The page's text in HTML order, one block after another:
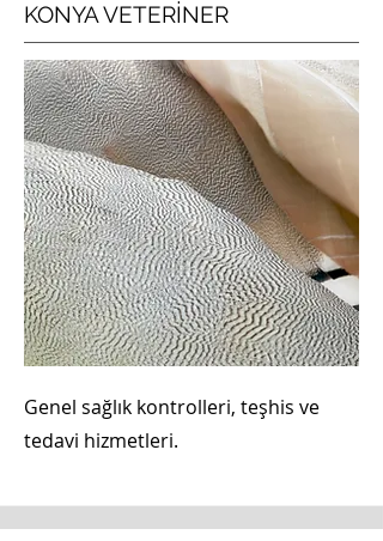
KONYA VETERİNER
Genel sağlık kontrolleri, teşhis ve
tedavi hizmetleri.